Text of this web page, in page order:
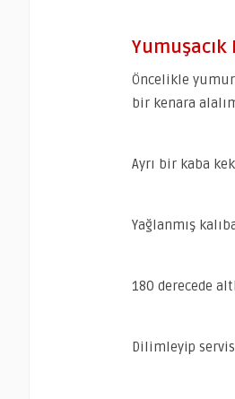
Yumuşacık
Öncelikle
bir kenara
Ayrı bir kaba
Yağlanmış
180 derecede
Dilimleyip